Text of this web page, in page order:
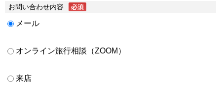
お問い合わせ内容
メール
オンライン旅行相談（ZOOM）
来店